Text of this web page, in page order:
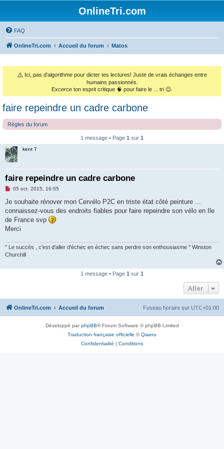
OnlineTri.com
FAQ
OnlineTri.com Accueil du forum Matos
⚠️ Ici, pas d'algorithme pour dicter tes lectures! Juste de vrais échanges entre
humains passionnés.
Excerce ton esprit critique 🧠 pour faire le ... tri 😉.
faire repeindre un cadre carbone
Règles du forum
1 message • Page 1 sur 1
kent 7
faire repeindre un cadre carbone
M
s
a
g
n
n
l
u
05 oct. 2015, 16:55
Je souhaite rénover mon Cervélo P2C en triste état côté peinture ...
connaissez-vous des endroits fiables pour faire repeindre son vélo en Ile
de France svp
Merci
" Le succès , c'est d'aller d'échec en échec sans perdre son enthousiasme " Winston
Churchill
1 message • Page 1 sur 1
Aller
OnlineTri.com Accueil du forum Fuseau horaire sur UTC+01:00
Développé parphpBB® Forum Software © phpBB Limited
Traduction française officielle ©Qiaeru
Confidentialité
Conditions